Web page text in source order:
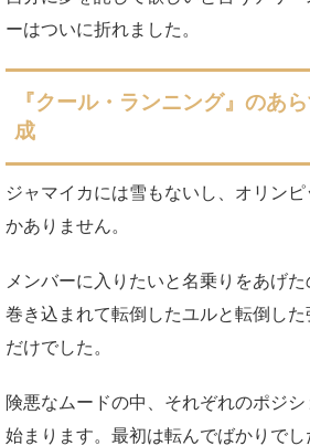
ーはついに折れました。
『クール・ランニング』のあ
成
ジャマイカには雪もないし、オリン
かありません。
メンバーに入りたいと名乗りをあげ
巻き込まれて転倒したユルと転倒し
だけでした。
険悪なムードの中、それぞれのポジ
始まります。最初は転んでばかりで